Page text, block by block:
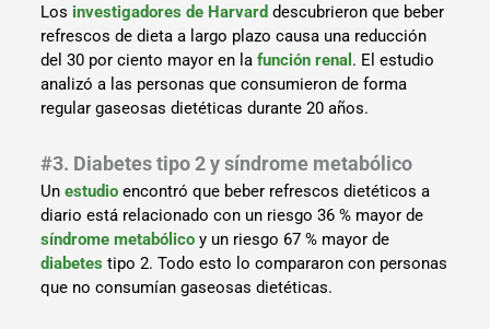
Los investigadores de Harvard descubrieron que beber
refrescos de dieta a largo plazo causa una reducción
del 30 por ciento mayor en lafunción renal . El estudio
analizó a las personas que consumieron de forma
regular gaseosas dietéticas durante 20 años.
#3. Diabetes tipo 2 y síndrome metabólico
Unestudio encontró que beber refrescos dietéticos a
diario está relacionado con un riesgo 36 % mayor de
síndrome metabólico y un riesgo 67 % mayor de
diabetes tipo 2. Todo esto lo compararon con personas
que no consumían gaseosas dietéticas.